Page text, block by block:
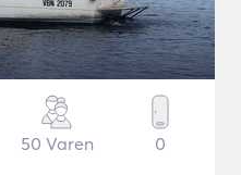
50 Varen 0